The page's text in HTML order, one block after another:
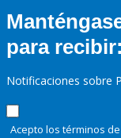
para recibir:
Notificaciones sobre
Acepto los términos de